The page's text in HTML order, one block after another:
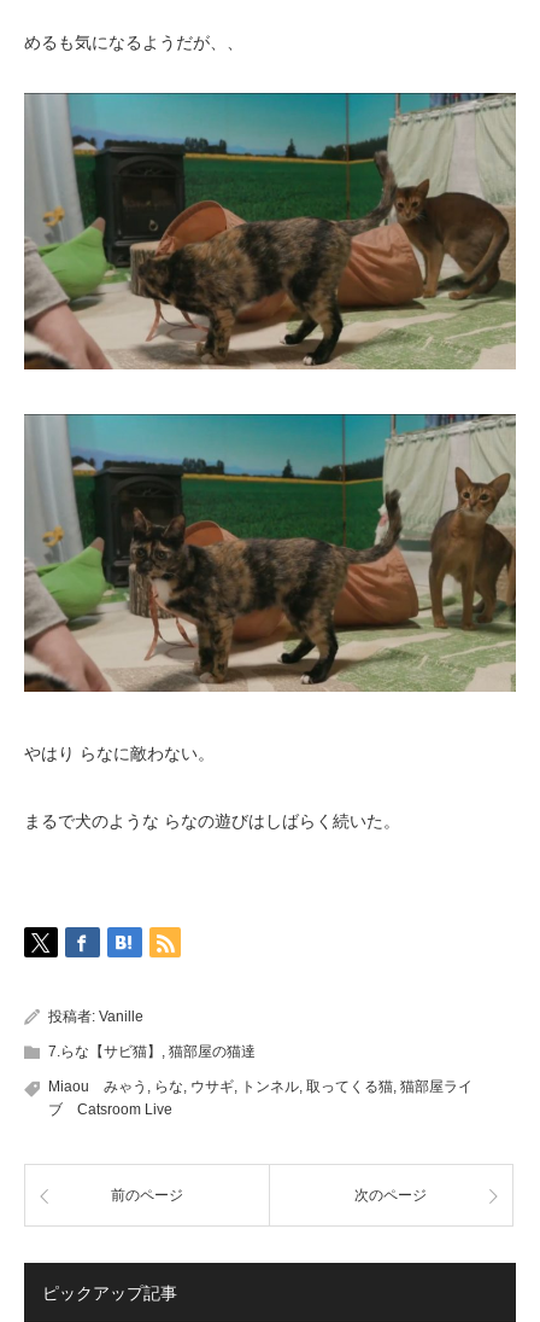
めるも気になるようだが、、
やはり らなに敵わない。
まるで犬のような らなの遊びはしばらく続いた。
投稿者: Vanille
7.らな【サビ猫】 猫部屋の猫達
Miaou みゃう らな ウサギ トンネル 取ってくる猫 猫部屋ライ
ブ Catsroom Live
前のページ 次のページ
ピックアップ記事